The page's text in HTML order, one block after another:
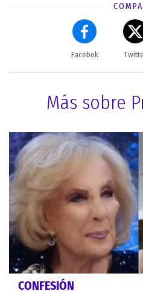
Facebok
Más sobre
CONFESIÓN